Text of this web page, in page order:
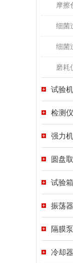
摩擦
细菌
细菌
磨耗
试验机
检测仪
强力机
圆盘
试验箱
振荡器
隔膜泵
冷却器